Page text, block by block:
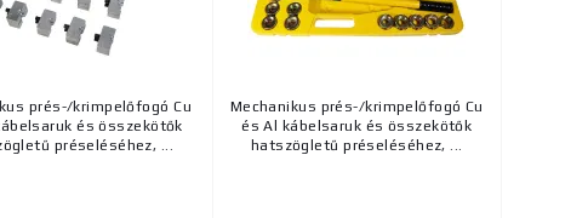
prés-/krimpelőfogó Cu
és összekötők
préseléséhez, ...
Mechanikus prés-/krimpelőfogó Cu
és Al kábelsaruk és összekötők
hatszögletű préseléséhez, ...